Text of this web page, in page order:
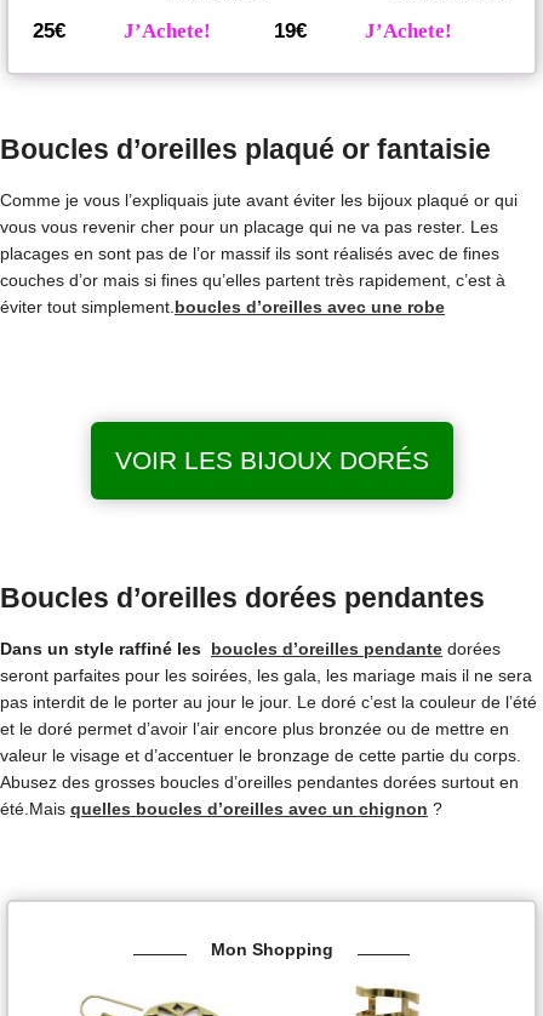
25€ J’Achete! 19€ J’Achete!
Boucles d’oreilles plaqué or fantaisie
Comme je vous l’expliquais jute avant éviter les bijoux plaqué or qui
vous vous revenir cher pour un placage qui ne va pas rester. Les
placages en sont pas de l’or massif ils sont réalisés avec de fines
couches d’or mais si fines qu’elles partent très rapidement, c’est à
éviter tout simplement. boucles d’oreilles avec une robe
VOIR LES BIJOUX DORÉS
Boucles d’oreilles dorées pendantes
Dans un style raffiné les boucles d’oreilles pendante dorées
seront parfaites pour les soirées, les gala, les mariage mais il ne sera
pas interdit de le porter au jour le jour. Le doré c’est la couleur de l’été
et le doré permet d’avoir l’air encore plus bronzée ou de mettre en
valeur le visage et d’accentuer le bronzage de cette partie du corps.
Abusez des grosses boucles d’oreilles pendantes dorées surtout en
été.Mais quelles boucles d’oreilles avec un chignon ?
Mon Shopping